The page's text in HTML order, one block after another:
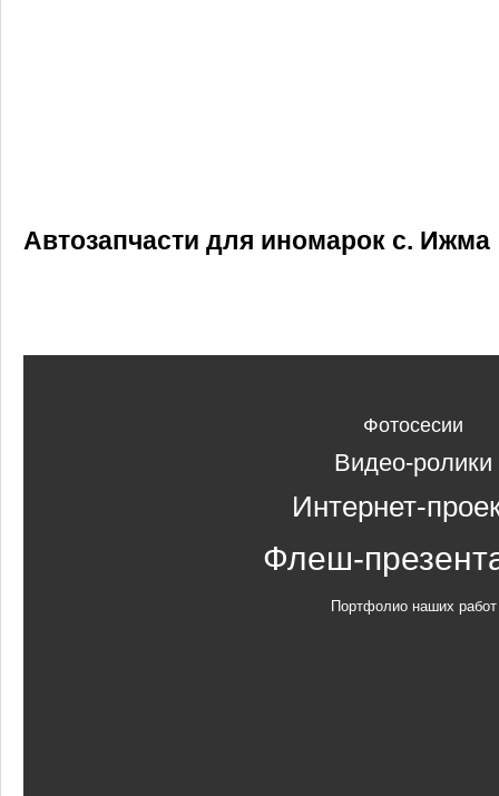
Автозапчасти для иномарок с. Ижма
Фотосесии
Видео-ролики
Интернет-
Флеш-
Портфолио наших работ